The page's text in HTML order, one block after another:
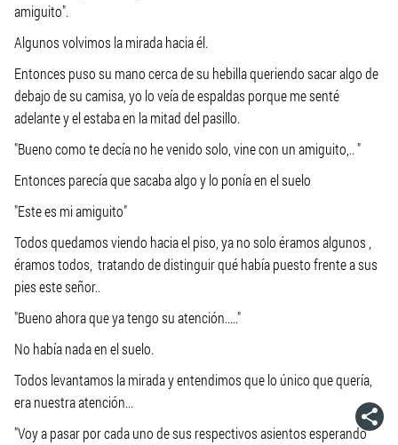
amiguito".
Algunos volvimos la mirada hacia él.
Entonces puso su mano cerca de su hebilla queriendo sacar algo de
debajo de su camisa, yo lo veía de espaldas porque me senté
adelante y el estaba en la mitad del pasillo.
"Bueno como te decía no he venido solo, vine con un amiguito,.. "
Entonces parecía que sacaba algo y lo ponía en el suelo
"Este es mi amiguito"
Todos quedamos viendo hacia el piso, ya no solo éramos algunos ,
éramos todos, tratando de distinguir qué había puesto frente a sus
pies este señor..
"Bueno ahora que ya tengo su atención....."
No había nada en el suelo.
Todos levantamos la mirada y entendimos que lo único que quería,
era nuestra atención...
"Voy a pasar por cada uno de sus respectivos asientos esperando